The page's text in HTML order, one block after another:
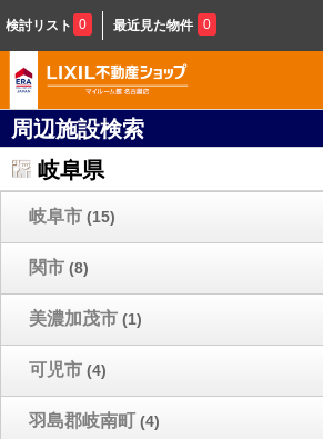
検討リスト 0 最近見た物件 0
周辺施設検索
岐阜県
岐阜市 (15)
関市 (8)
美濃加茂市 (1)
可児市 (4)
羽島郡岐南町 (4)